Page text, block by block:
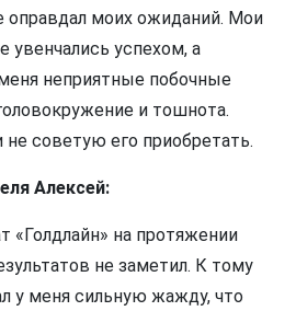
оправдал моих ожиданий. Мои
увенчались успехом, а
неприятные побочные
и тошнота.
не советую его приобретать.
Алексей:
«Голдлайн» на протяжении
не заметил. К тому
у меня сильную жажду, что